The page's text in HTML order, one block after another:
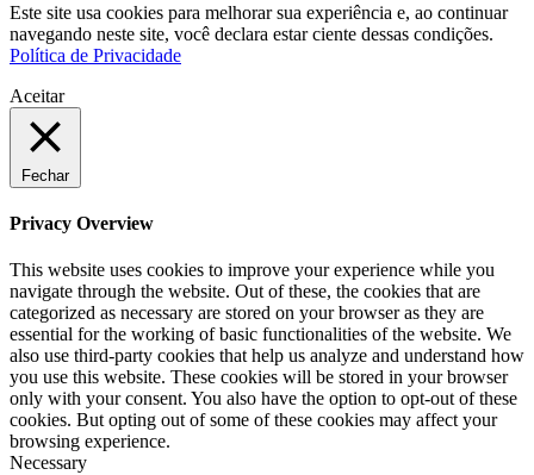
Este site usa cookies para melhorar sua experiência e, ao continuar
navegando neste site, você declara estar ciente dessas condições.
Política de Privacidade
Aceitar
Fechar
Privacy Overview
This website uses cookies to improve your experience while you
navigate through the website. Out of these, the cookies that are
categorized as necessary are stored on your browser as they are
essential for the working of basic functionalities of the website. We
also use third-party cookies that help us analyze and understand how
you use this website. These cookies will be stored in your browser
only with your consent. You also have the option to opt-out of these
cookies. But opting out of some of these cookies may affect your
browsing experience.
Necessary